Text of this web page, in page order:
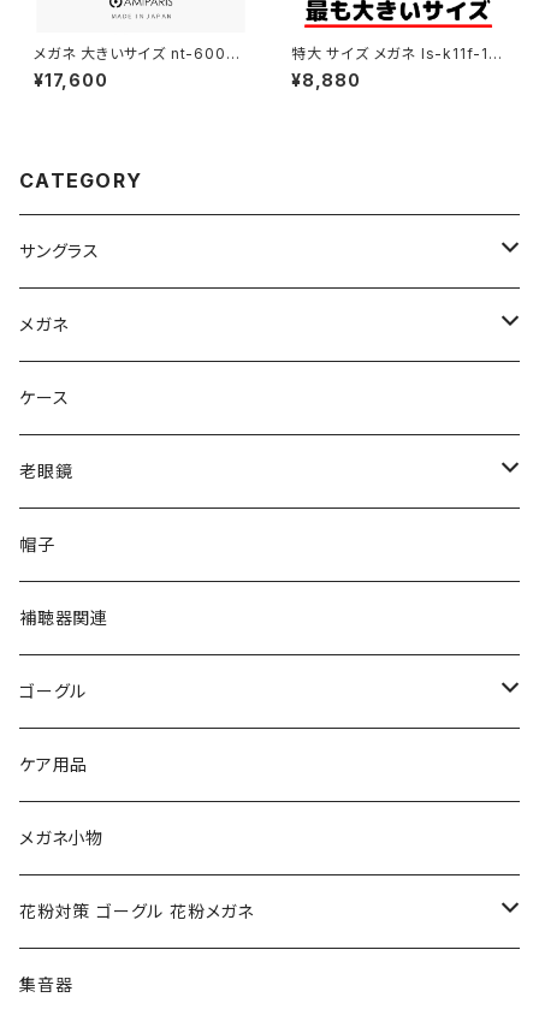
メガネ 大きいサイズ nt-6002 1
8 60mm 日本製 AMIPARIS メ
ンズ 眼鏡 XLサイズ ビック フレ
¥17,600
特大 サイズ メガネ ls-k11f-1 6
2mm LANCETTI 眼鏡 ランチ
ェッティ メンズ ブランド スクエ
¥8,880
CATEGORY
サングラス
Ray-Ban レイバン
gucci グッチ
VivienneWestwood ヴィヴィアン
PAGE BOY ページボーイ
フルラ FURLA
トムフォード TOM FORD
NIKE ナイキ
クロエ chloe
ポリス POLICE
adidas アディダス
メガネ
Ray-Ban レイバン
gucci グッチ
VivienneWestwood ヴィヴィアン
FURLA フルラ
トムフォード TOM FORD
Oakley オークリー
renoma レノマ
RODEN STOCK ローデンストック
アーバンリサーチ URBAN RESEARCH
ケース
老眼鏡
エッシェンバッハ Eschenbach
PORSCHE DESIGN ポルシェデザイン
ルーペ
帽子
補聴器関連
ゴーグル
アックス AXE
花粉対策ゴーグル
度つき対応ゴーグル
コンバース CONVERSE
ケア用品
メガネ小物
花粉対策 ゴーグル 花粉メガネ
S-size
集音器